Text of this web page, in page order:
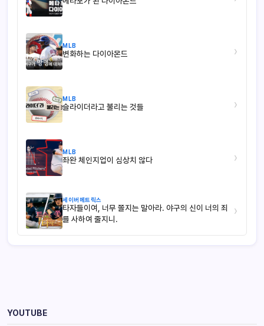
MLB
변화하는 다이아몬드 ›
MLB
슬라이더라고 불리는 것들 ›
MLB
좌완 체인지업이 심상치 않다 ›
세이버메트릭스
타자들이여, 너무 쫄지는 말아라. 야구의 신이 너의 죄
를 사하여 줄지니.
›
YOUTUBE